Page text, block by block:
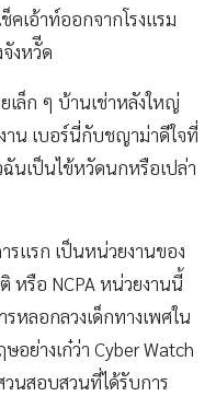
คเอ้าท์ออกจากโรงแรม
งหวัีด
เล็ก ๆ บ้านเช่าหลังใหญ่
าน เบอร์นี่กับชญาม่าดีใจที่
นเป็นไข้หวัดนกหรือเปล่า
รแรก เป็นหน่วยงานของ
หรือ NCPA หน่วยงานนี้
หลอกลวงเด็กทางเพศใน
อย่างเก๋ว่า Cyber Watch
นสอบสวนที่ได้รับการ